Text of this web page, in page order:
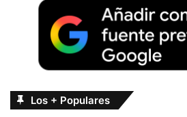
Los + Populares